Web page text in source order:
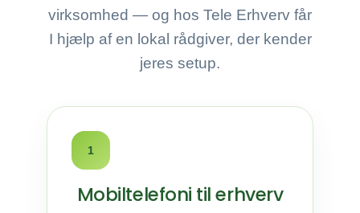
virksomhed — og hos Tele Erhverv får
I hjælp af en lokal rådgiver, der kender
jeres setup.
1
Mobiltelefoni til erhverv